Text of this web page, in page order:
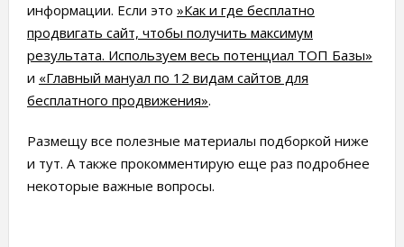
информации. Если это »Как и где бесплатно
продвигать сайт, чтобы получить максимум
результата. Используем весь потенциал ТОП Базы»
и «Главный мануал по 12 видам сайтов для
бесплатного продвижения».
Размещу все полезные материалы подборкой ниже
и тут. А также прокомментирую еще раз подробнее
некоторые важные вопросы.